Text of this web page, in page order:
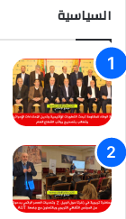
السياسية